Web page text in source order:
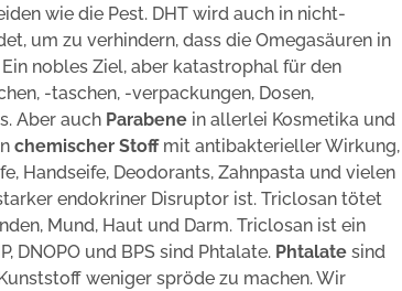
wie die Pest. DHT wird auch in nicht-
um zu verhindern, dass die Omegasäuren in
nobles Ziel, aber katastrophal für den
-taschen, -verpackungen, Dosen,
Aber auch Parabene in allerlei Kosmetika und
chemischer Stoffmit antibakterieller Wirkung,
Handseife, Deodorants, Zahnpasta und vielen
endokriner Disruptor ist. Triclosan tötet
Mund, Haut und Darm. Triclosan ist ein
DNOPO und BPS sind Phtalate. Phtalate sind
weniger spröde zu machen. Wir